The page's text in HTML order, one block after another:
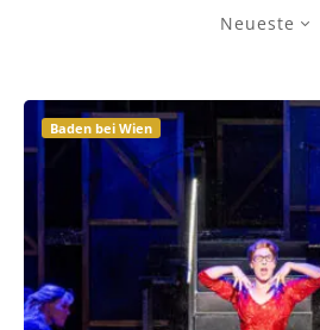
Neueste
Baden bei Wien